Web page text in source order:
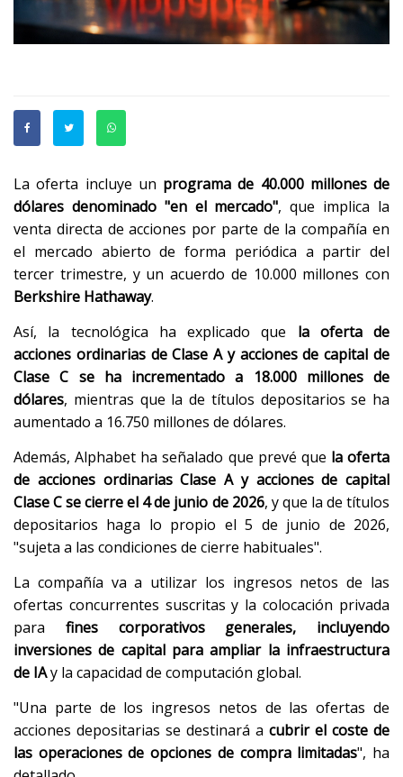
La oferta incluye un programa de 40.000 millones de
dólares denominado "en el mercado", que implica la
venta directa de acciones por parte de la compañía en
el mercado abierto de forma periódica a partir del
tercer trimestre, y un acuerdo de 10.000 millones con
Berkshire Hathaway.
Así, la tecnológica ha explicado que la oferta de
acciones ordinarias de Clase A y acciones de capital de
Clase C se ha incrementado a 18.000 millones de
dólares, mientras que la de títulos depositarios se ha
aumentado a 16.750 millones de dólares.
Además, Alphabet ha señalado que prevé que la oferta
de acciones ordinarias Clase A y acciones de capital
Clase C se cierre el 4 de junio de 2026, y que la de títulos
depositarios haga lo propio el 5 de junio de 2026,
"sujeta a las condiciones de cierre habituales".
La compañía va a utilizar los ingresos netos de las
ofertas concurrentes suscritas y la colocación privada
para fines corporativos generales, incluyendo
inversiones de capital para ampliar la infraestructura
de IAy la capacidad de computación global.
"Una parte de los ingresos netos de las ofertas de
acciones depositarias se destinará a cubrir el coste de
las operaciones de opciones de compra limitadas", ha